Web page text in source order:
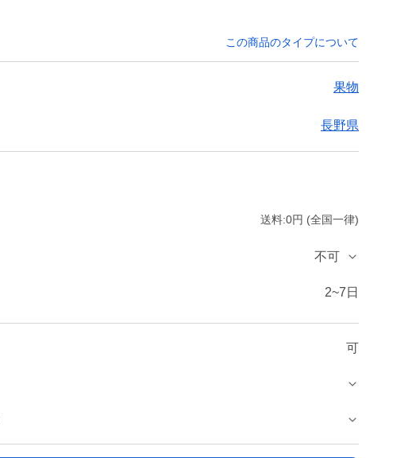
この商品のタイプについて
果物
長野県
送料:0円 (全国一律)
不可
2~7日
可